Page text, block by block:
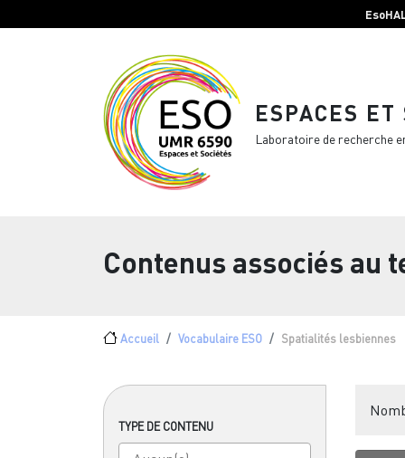
ESPACES ET
Laboratoire de recherche
Contenus associés au
Fil d'Ariane
Accueil Vocabulaire ESO Spatialités lesbiennes
TYPE DE CONTENU